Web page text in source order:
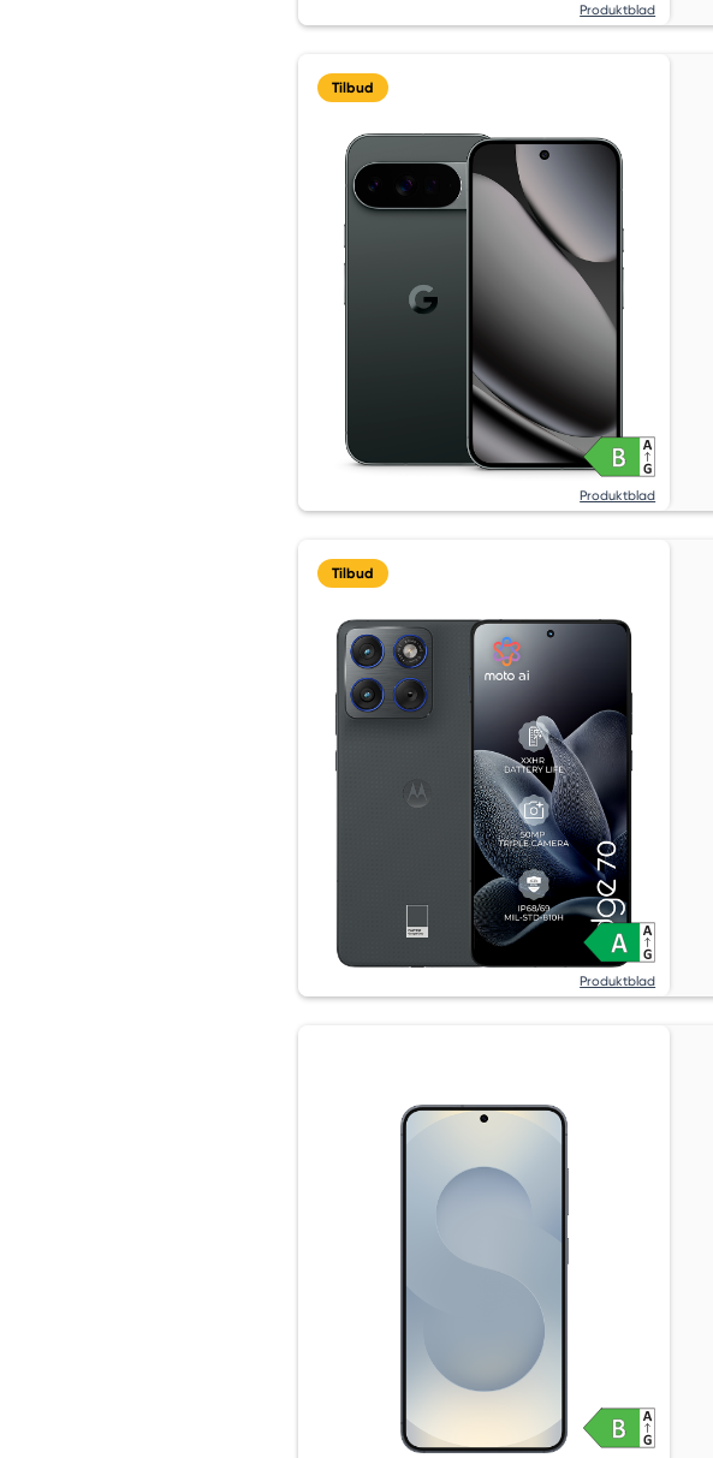
Produktblad
Tilbud
Produktblad
Tilbud
Produktblad